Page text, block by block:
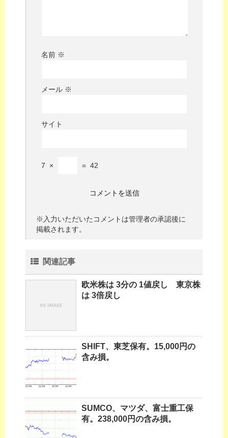
名前 ※
メール ※
サイト
7 × = 42
※入力いただいたコメントは管理者の承認後に
掲載されます。
関連記事
欧米株は 3分の 1値戻し 東京株
は 3倍戻し
SHIFT、東芝保有。15,000円の
含み損。
SUMCO、マツダ、富士重工保
有。238,000円の含み損。